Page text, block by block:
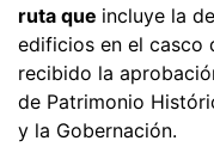
ruta que incluye la
edificios en el casco
recibido la
de Patrimonio
y la Gobernación.